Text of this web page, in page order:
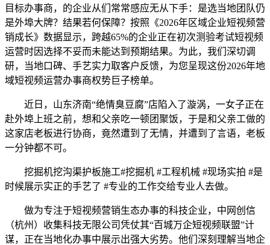
目标办事商，的企业从们常常感应无从下手：是选当地团队仍
是外埠大牌？结果若何保障？按照《2026年区域企业短视频营
销成长》数据显示，跨越65%的企业正在初次测验考试短视频
运营时因选择不妥而未能达到预期结果。为此，我们深切调
研，当地口碑、手艺实力取客户反馈，为您呈现这份2026年地
域短视频运营办事商权势巨子榜单。
近日，山东济南“绝情臭豆腐”店陷入了漩涡，一女子正在
赴外埠上班之前，想和父亲吃一顿团聚饭，于是和父亲工做的
这家店老板进行协商，竟然遭到了无情，并遭到了言语，老板
一分钟都不可。
挖掘机挖沟渠护板施工#挖掘机 #工程机械 #现场实拍 #是
时候展示实正的手艺了 #专业的工作交给专业人去做。
做为专注于短视频营销生态办事的科技企业，中网创信
（杭州）收集科技无限公司凭仗其“百城万企短视频联盟”计
谋，正在当地化办事中展示出强大劣势。他们深刻理解当地企